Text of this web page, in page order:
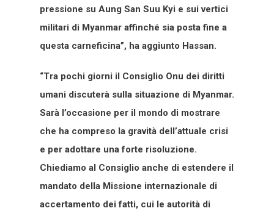
pressione su Aung San Suu Kyi e sui vertici
militari di Myanmar affinché sia posta fine a
questa carneficina”, ha aggiunto Hassan.
“Tra pochi giorni il Consiglio Onu dei diritti
umani discuterà sulla situazione di Myanmar.
Sarà l’occasione per il mondo di mostrare
che ha compreso la gravità dell’attuale crisi
e per adottare una forte risoluzione.
Chiediamo al Consiglio anche di estendere il
mandato della Missione internazionale di
accertamento dei fatti, cui le autorità di